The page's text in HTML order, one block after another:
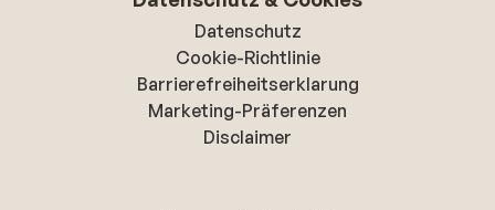
Datenschutz
Cookie-Richtlinie
Barrierefreiheitserklarung
Marketing-Präferenzen
Disclaimer